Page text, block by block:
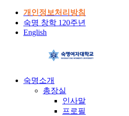
개인정보처리방침
숙명 창학 120주년
English
숙명소개
총장실
인사말
프로필